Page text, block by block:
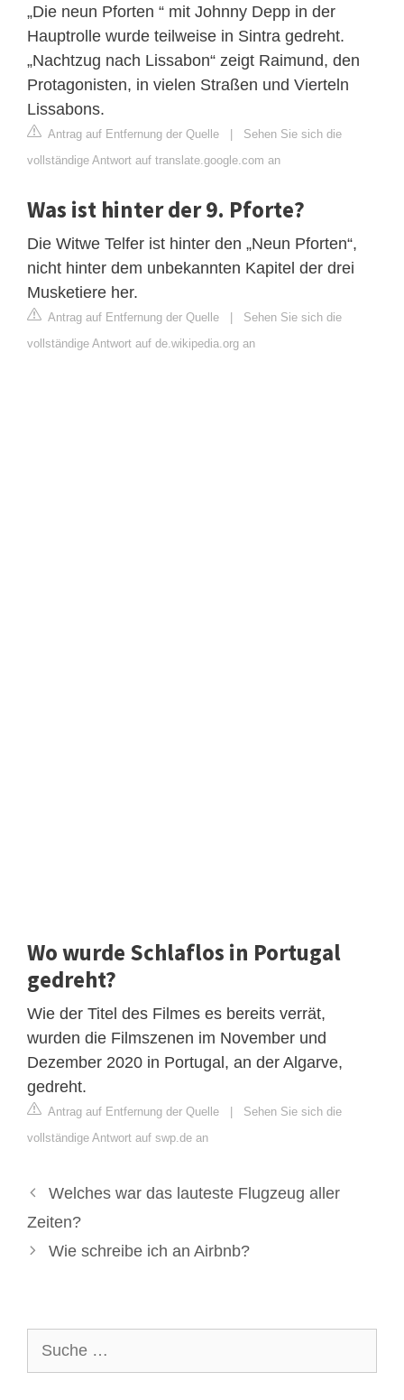
„Die neun Pforten “ mit Johnny Depp in der
Hauptrolle wurde teilweise in Sintra gedreht.
„Nachtzug nach Lissabon“ zeigt Raimund, den
Protagonisten, in vielen Straßen und Vierteln
Lissabons.
Antrag auf Entfernung der Quelle | Sehen Sie sich die
vollständige Antwort auf translate.google.com an
Was ist hinter der 9. Pforte?
Die Witwe Telfer ist hinter den „Neun Pforten“,
nicht hinter dem unbekannten Kapitel der drei
Musketiere her.
Antrag auf Entfernung der Quelle | Sehen Sie sich die
vollständige Antwort auf de.wikipedia.org an
Wo wurde Schlaflos in Portugal
gedreht?
Wie der Titel des Filmes es bereits verrät,
wurden die Filmszenen im November und
Dezember 2020 in Portugal, an der Algarve,
gedreht.
Antrag auf Entfernung der Quelle | Sehen Sie sich die
vollständige Antwort auf swp.de an
Welches war das lauteste Flugzeug aller
Zeiten?
Wie schreibe ich an Airbnb?
nach: